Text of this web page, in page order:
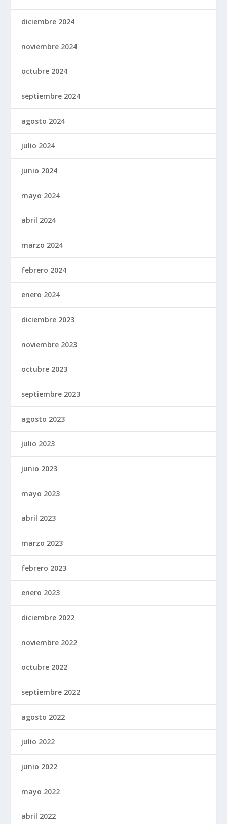
diciembre 2024
noviembre 2024
octubre 2024
septiembre 2024
agosto 2024
julio 2024
junio 2024
mayo 2024
abril 2024
marzo 2024
febrero 2024
enero 2024
diciembre 2023
noviembre 2023
octubre 2023
septiembre 2023
agosto 2023
julio 2023
junio 2023
mayo 2023
abril 2023
marzo 2023
febrero 2023
enero 2023
diciembre 2022
noviembre 2022
octubre 2022
septiembre 2022
agosto 2022
julio 2022
junio 2022
mayo 2022
abril 2022